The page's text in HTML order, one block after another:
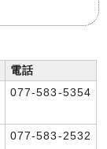
電話
077-583-5354
077-583-2532